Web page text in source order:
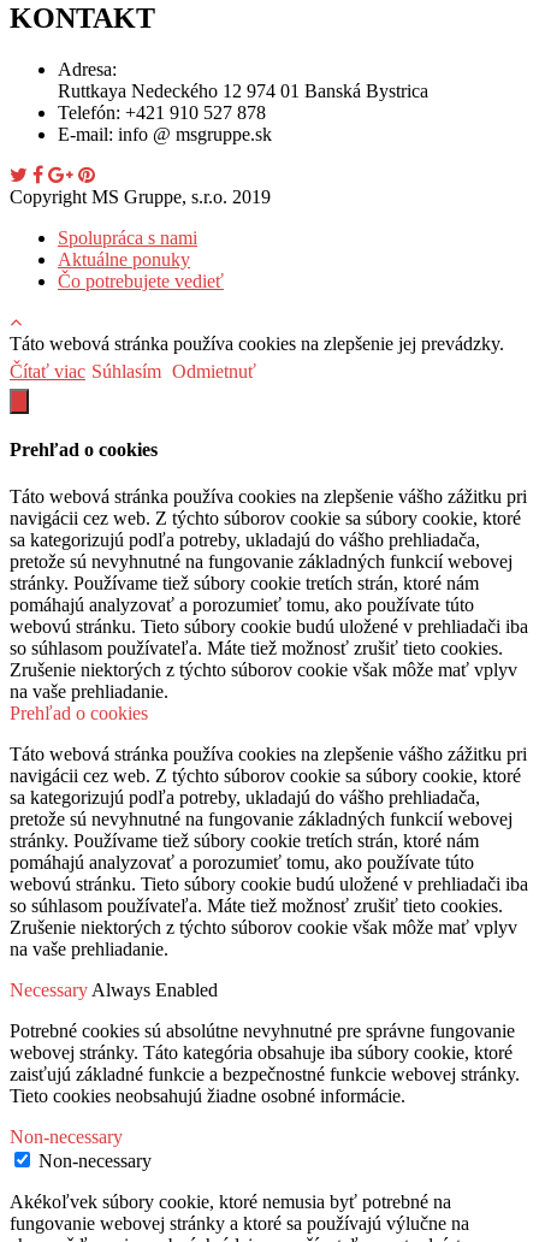
KONTAKT
Adresa:
Ruttkaya Nedeckého 12 974 01 Banská Bystrica
Telefón: +421 910 527 878
E-mail: info @ msgruppe.sk
Copyright MS Gruppe, s.r.o. 2019
Spolupráca s nami
Aktuálne ponuky
Čo potrebujete vedieť
Táto webová stránka používa cookies na zlepšenie jej prevádzky.
Čítať viac Súhlasím Odmietnuť
Prehľad o cookies
Táto webová stránka používa cookies na zlepšenie vášho zážitku pri
navigácii cez web. Z týchto súborov cookie sa súbory cookie, ktoré
sa kategorizujú podľa potreby, ukladajú do vášho prehliadača,
pretože sú nevyhnutné na fungovanie základných funkcií webovej
stránky. Používame tiež súbory cookie tretích strán, ktoré nám
pomáhajú analyzovať a porozumieť tomu, ako používate túto
webovú stránku. Tieto súbory cookie budú uložené v prehliadači iba
so súhlasom používateľa. Máte tiež možnosť zrušiť tieto cookies.
Zrušenie niektorých z týchto súborov cookie však môže mať vplyv
na vaše prehliadanie.
Prehľad o cookies
Táto webová stránka používa cookies na zlepšenie vášho zážitku pri
navigácii cez web. Z týchto súborov cookie sa súbory cookie, ktoré
sa kategorizujú podľa potreby, ukladajú do vášho prehliadača,
pretože sú nevyhnutné na fungovanie základných funkcií webovej
stránky. Používame tiež súbory cookie tretích strán, ktoré nám
pomáhajú analyzovať a porozumieť tomu, ako používate túto
webovú stránku. Tieto súbory cookie budú uložené v prehliadači iba
so súhlasom používateľa. Máte tiež možnosť zrušiť tieto cookies.
Zrušenie niektorých z týchto súborov cookie však môže mať vplyv
na vaše prehliadanie.
Necessary Always Enabled
Potrebné cookies sú absolútne nevyhnutné pre správne fungovanie
webovej stránky. Táto kategória obsahuje iba súbory cookie, ktoré
zaisťujú základné funkcie a bezpečnostné funkcie webovej stránky.
Tieto cookies neobsahujú žiadne osobné informácie.
Non-necessary
Non-necessary
Akékoľvek súbory cookie, ktoré nemusia byť potrebné na
fungovanie webovej stránky a ktoré sa používajú výlučne na